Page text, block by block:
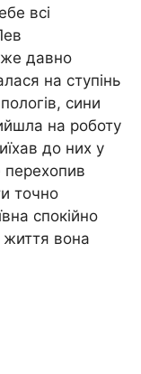
всі
давно
на ступінь
сини
на роботу
до них у
перехопив
точно
спокійно
вона